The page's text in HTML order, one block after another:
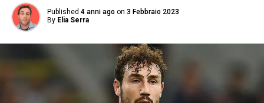
Published 4 anni ago on 3 Febbraio 2023
By Elia Serra